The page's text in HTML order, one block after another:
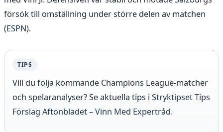
försök till omställning under större delen av matchen
(ESPN).
TIPS
Vill du följa kommande Champions League-matcher
och spelaranalyser? Se aktuella tips i Stryktipset Tips
Förslag Aftonbladet – Vinn Med Expertråd.